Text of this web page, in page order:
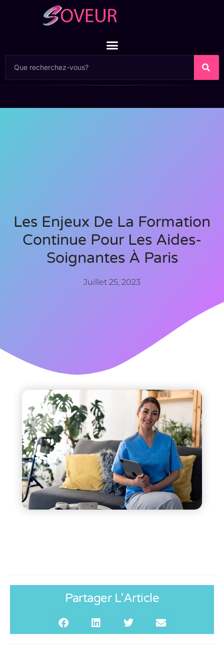
Les Enjeux De La Formation
Continue Pour Les Aides-
Soignantes À Paris
Juillet 25, 2023
Partager L'Article